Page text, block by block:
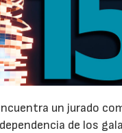
un jurado
de los
23/07/2026